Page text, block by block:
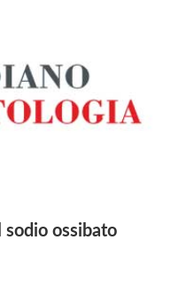
sodio ossibato